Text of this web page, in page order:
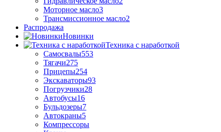
Моторное масло3
Трансмиссионное масло2
Распродажа
Новинки
Техника с наработкой
Самосвалы553
Тягачи275
Прицепы254
Экскаваторы93
Погрузчики28
Автобусы16
Бульдозеры7
Автокраны5
Компрессоры